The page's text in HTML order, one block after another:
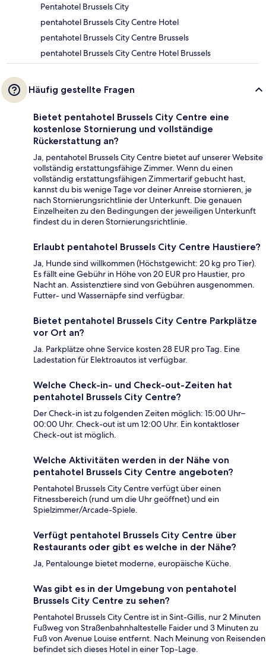
Pentahotel Brussels City
pentahotel Brussels City Centre Hotel
pentahotel Brussels City Centre Brussels
pentahotel Brussels City Centre Hotel Brussels
Häufig gestellte Fragen
Bietet pentahotel Brussels City Centre eine
kostenlose Stornierung und vollständige
Rückerstattung an?
Ja, pentahotel Brussels City Centre bietet auf unserer Website
vollständig erstattungsfähige Zimmer. Wenn du einen
vollständig erstattungsfähigen Zimmertarif gebucht hast,
kannst du bis wenige Tage vor deiner Anreise stornieren, je
nach Stornierungsrichtlinie der Unterkunft. Die genauen
Einzelheiten zu den Bedingungen der jeweiligen Unterkunft
findest du in deren Stornierungsrichtlinie.
Erlaubt pentahotel Brussels City Centre Haustiere?
Ja, Hunde sind willkommen (Höchstgewicht: 20 kg pro Tier).
Es fällt eine Gebühr in Höhe von 20 EUR pro Haustier, pro
Nacht an. Assistenztiere sind von Gebühren ausgenommen.
Futter- und Wassernäpfe sind verfügbar.
Bietet pentahotel Brussels City Centre Parkplätze
vor Ort an?
Ja. Parkplätze ohne Service kosten 28 EUR pro Tag. Eine
Ladestation für Elektroautos ist verfügbar.
Welche Check-in- und Check-out-Zeiten hat
pentahotel Brussels City Centre?
Der Check-in ist zu folgenden Zeiten möglich: 15:00 Uhr–
00:00 Uhr. Check-out ist um 12:00 Uhr. Ein kontaktloser
Check-out ist möglich.
Welche Aktivitäten werden in der Nähe von
pentahotel Brussels City Centre angeboten?
Pentahotel Brussels City Centre verfügt über einen
Fitnessbereich (rund um die Uhr geöffnet) und ein
Spielzimmer/Arcade-Spiele.
Verfügt pentahotel Brussels City Centre über
Restaurants oder gibt es welche in der Nähe?
Ja, Pentalounge bietet moderne, europäische Küche.
Was gibt es in der Umgebung von pentahotel
Brussels City Centre zu sehen?
Pentahotel Brussels City Centre ist in Sint-Gillis, nur 2 Minuten
Fußweg von Straßenbahnhaltestelle Faider und 3 Minuten zu
Fuß von Avenue Louise entfernt. Nach Meinung von Reisenden
befindet sich dieses Hotel in einer Top-Lage.